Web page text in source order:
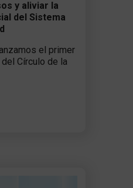
y aliviar la
del Sistema
el primer
Círculo de la